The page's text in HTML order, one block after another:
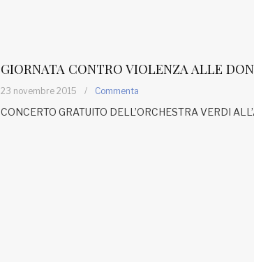
GIORNATA CONTRO VIOLENZA ALLE
23 novembre 2015 / Commenta
CONCERTO GRATUITO DELL’ORCHESTRA VERDI